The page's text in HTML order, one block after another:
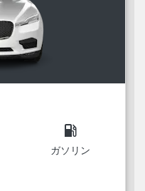
local_gas_station
ガソリン